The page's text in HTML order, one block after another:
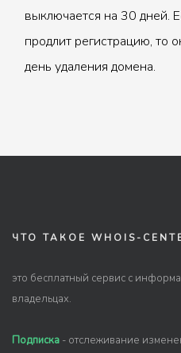
выключается на 30 дней.
продлит регистрацию, то
день удаления домена.
ЧТО ТАКОЕ WHOIS-
это бесплатный сервис с
владельцах.
Подписка - отслеживание